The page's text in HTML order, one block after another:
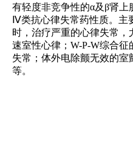
有轻度非竞争性的α及β肾上
Ⅳ类抗心律失常药性质。主
时，治疗严重的心律失常
速室性心律；W-P-W综合
失常；体外电除颤无效的
等。